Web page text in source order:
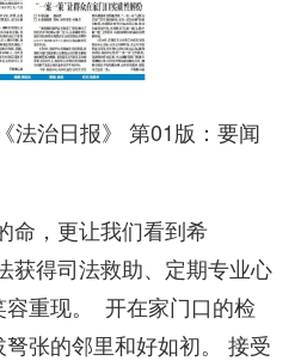
法治日报》 第01版：要闻
命，更让我们看到希
获得司法救助、定期专业心
重现。 开在家门口的检
张的邻里和好如初。 接受